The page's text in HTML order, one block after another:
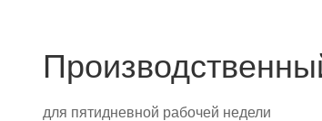
для пятидневной рабочей недели